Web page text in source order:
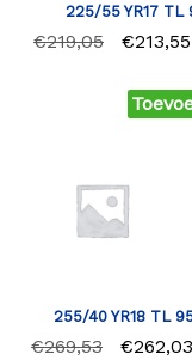
225/55 YR17 TL
€219,05 €213,55
255/40 YR18 TL
€269,53 €262,03